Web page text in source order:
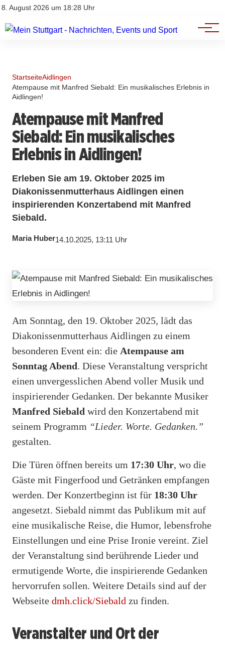
8. August 2026 um 18:28 Uhr
Impressum
Branchenbuch
Werbung
StartseiteAidlingen
Atempause mit Manfred Siebald: Ein musikalisches Erlebnis in
Aidlingen!
Atempause mit Manfred
Siebald: Ein musikalisches
Erlebnis in Aidlingen!
Erleben Sie am 19. Oktober 2025 im
Diakonissenmutterhaus Aidlingen einen
inspirierenden Konzertabend mit Manfred
Siebald.
Maria Huber14.10.2025, 13:11 Uhr
Am Sonntag, den 19. Oktober 2025, lädt das
Diakonissenmutterhaus Aidlingen zu einem
besonderen Event ein: die Atempause am
Sonntag Abend. Diese Veranstaltung verspricht
einen unvergesslichen Abend voller Musik und
inspirierender Gedanken. Der bekannte Musiker
Manfred Siebald wird den Konzertabend mit
seinem Programm “Lieder. Worte. Gedanken.”
gestalten.
Die Türen öffnen bereits um 17:30 Uhr, wo die
Gäste mit Fingerfood und Getränken empfangen
werden. Der Konzertbeginn ist für 18:30 Uhr
angesetzt. Siebald nimmt das Publikum mit auf
eine musikalische Reise, die Humor, lebensfrohe
Einstellungen und eine Prise Ironie vereint. Ziel
der Veranstaltung sind berührende Lieder und
ermutigende Worte, die inspirierende Gedanken
hervorrufen sollen. Weitere Details sind auf der
Webseite dmh.click/Siebald zu finden.
Veranstalter und Ort der